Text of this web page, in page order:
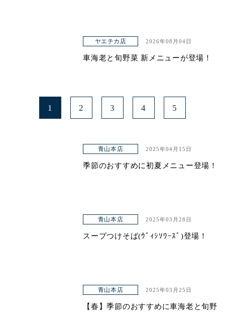
ヤエチカ店 2026年08月04日
車海老と旬野菜 新メニューが登場！
1 2 3 4 5
青山本店 2025年04月15日
季節のおすすめに初夏メニュー登場！
青山本店 2025年03月28日
スープつけそば(ｳﾞｨｼｿﾜｰｽﾞ)登場！
青山本店 2025年03月25日
【春】季節のおすすめに車海老と旬野